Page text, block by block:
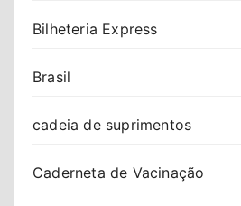
Bilheteria Express
Brasil
cadeia de suprimentos
Caderneta de Vacinação